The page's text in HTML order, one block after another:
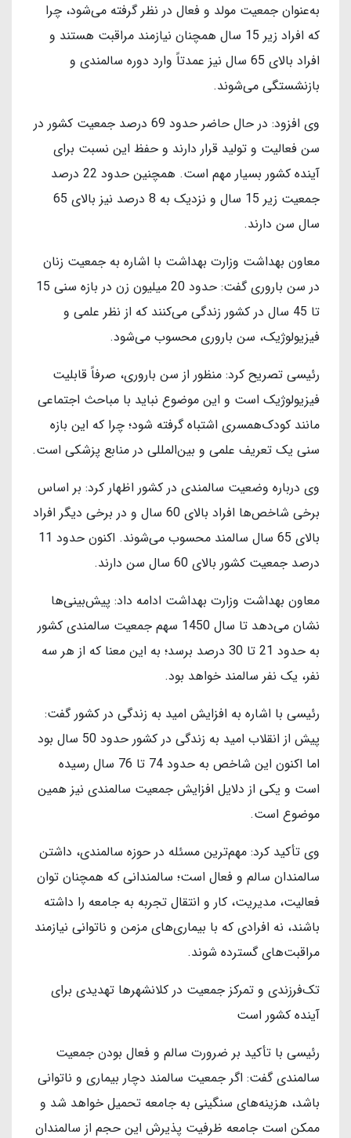
به‌عنوان جمعیت مولد و فعال در نظر گرفته می‌شود، چرا
که افراد زیر 15 سال همچنان نیازمند مراقبت هستند و
افراد بالای 65 سال نیز عمدتاً وارد دوره سالمندی و
بازنشستگی می‌شوند.
وی افزود: در حال حاضر حدود 69 درصد جمعیت کشور در
سن فعالیت و تولید قرار دارند و حفظ این نسبت برای
آینده کشور بسیار مهم است. همچنین حدود 22 درصد
جمعیت زیر 15 سال و نزدیک به 8 درصد نیز بالای 65
سال سن دارند.
معاون بهداشت وزارت بهداشت با اشاره به جمعیت زنان
در سن باروری گفت: حدود 20 میلیون زن در بازه سنی 15
تا 45 سال در کشور زندگی می‌کنند که از نظر علمی و
فیزیولوژیک، سن باروری محسوب می‌شود.
رئیسی تصریح کرد: منظور از سن باروری، صرفاً قابلیت
فیزیولوژیک است و این موضوع نباید با مباحث اجتماعی
مانند کودک‌همسری اشتباه گرفته شود؛ چرا که این بازه
سنی یک تعریف علمی و بین‌المللی در منابع پزشکی است.
وی درباره وضعیت سالمندی در کشور اظهار کرد: بر اساس
برخی شاخص‌ها افراد بالای 60 سال و در برخی دیگر افراد
بالای 65 سال سالمند محسوب می‌شوند. اکنون حدود 11
درصد جمعیت کشور بالای 60 سال سن دارند.
معاون بهداشت وزارت بهداشت ادامه داد: پیش‌بینی‌ها
نشان می‌دهد تا سال 1450 سهم جمعیت سالمندی کشور
به حدود 21 تا 30 درصد برسد؛ به این معنا که از هر سه
نفر، یک نفر سالمند خواهد بود.
رئیسی با اشاره به افزایش امید به زندگی در کشور گفت:
پیش از انقلاب امید به زندگی در کشور حدود 50 سال بود
اما اکنون این شاخص به حدود 74 تا 76 سال رسیده
است و یکی از دلایل افزایش جمعیت سالمندی نیز همین
موضوع است.
وی تأکید کرد: مهم‌ترین مسئله در حوزه سالمندی، داشتن
سالمندان سالم و فعال است؛ سالمندانی که همچنان توان
فعالیت، مدیریت، کار و انتقال تجربه به جامعه را داشته
باشند، نه افرادی که با بیماری‌های مزمن و ناتوانی نیازمند
مراقبت‌های گسترده شوند.
تک‌فرزندی و تمرکز جمعیت در کلانشهرها تهدیدی برای
آینده کشور است
رئیسی با تأکید بر ضرورت سالم و فعال بودن جمعیت
سالمندی گفت: اگر جمعیت سالمند دچار بیماری و ناتوانی
باشد، هزینه‌های سنگینی به جامعه تحمیل خواهد شد و
ممکن است جامعه ظرفیت پذیرش این حجم از سالمندان